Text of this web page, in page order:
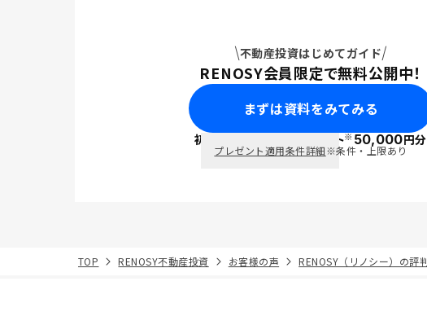
不動産投資はじめてガイド
RENOSY会員限定で無料公開中！
まずは資料をみてみる
初回面談で ポイント※50,000円分
プレゼント適用条件詳細※条件・上限あり
TOP RENOSY不動産投資 お客様の声 RENOSY（リノシー）の評